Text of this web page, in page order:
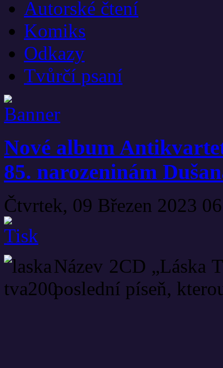
Autorské čtení
Komiks
Odkazy
Tvůrčí psaní
Nové album
85. narozeninám
Čtvrtek, 09 Březen 2023
Název 2CD „Láska
poslední píseň,